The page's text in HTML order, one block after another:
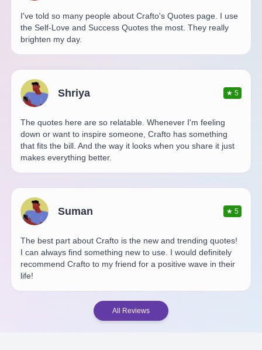
I've told so many people about Crafto's Quotes page. I use
the Self-Love and Success Quotes the most. They really
brighten my day.
Shriya ★5
The quotes here are so relatable. Whenever I'm feeling
down or want to inspire someone, Crafto has something
that fits the bill. And the way it looks when you share it just
makes everything better.
Suman ★5
The best part about Crafto is the new and trending quotes!
I can always find something new to use. I would definitely
recommend Crafto to my friend for a positive wave in their
life!
All Reviews